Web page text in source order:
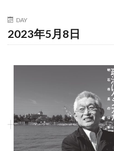
DAY
2023年5月8日